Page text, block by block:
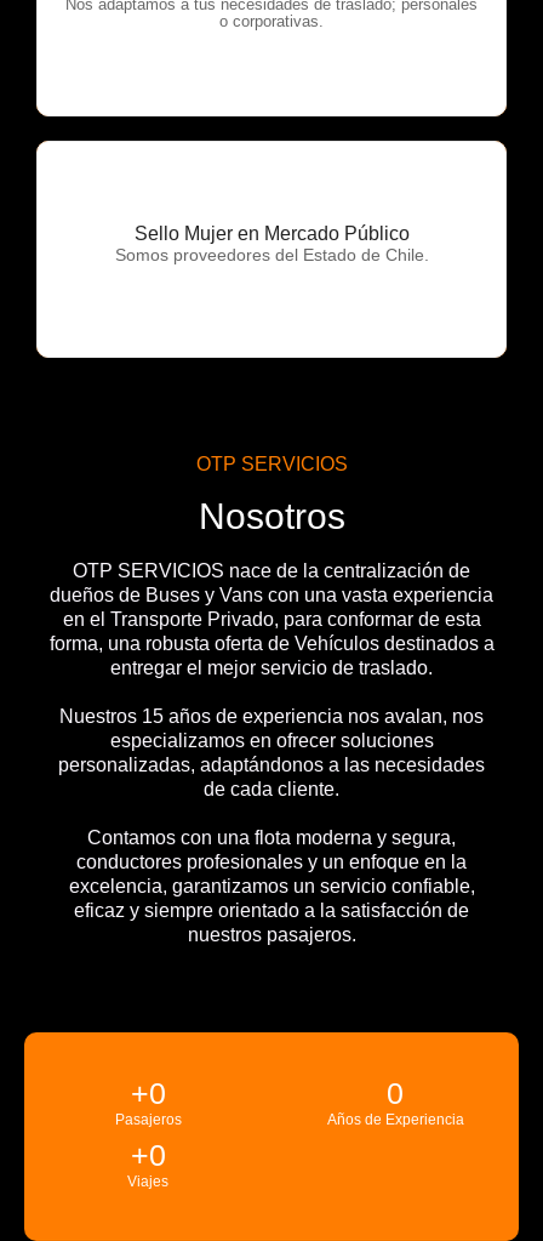
Nos adaptamos a tus necesidades de traslado; personales
o corporativas.
OTP Servicios
Sello Mujer en Mercado Público
Somos proveedores del Estado de Chile.
OTP Servicios
OTP SERVICIOS
Nosotros
OTP SERVICIOS nace de la centralización de
dueños de Buses y Vans con una vasta experiencia
en el Transporte Privado, para conformar de esta
forma, una robusta oferta de Vehículos destinados a
entregar el mejor servicio de traslado.
Nuestros 15 años de experiencia nos avalan, nos
especializamos en ofrecer soluciones
personalizadas, adaptándonos a las necesidades
de cada cliente.
Contamos con una flota moderna y segura,
conductores profesionales y un enfoque en la
excelencia, garantizamos un servicio confiable,
eficaz y siempre orientado a la satisfacción de
nuestros pasajeros.
Pasajeros
+0
Años de Experiencia
0
Viajes
+0